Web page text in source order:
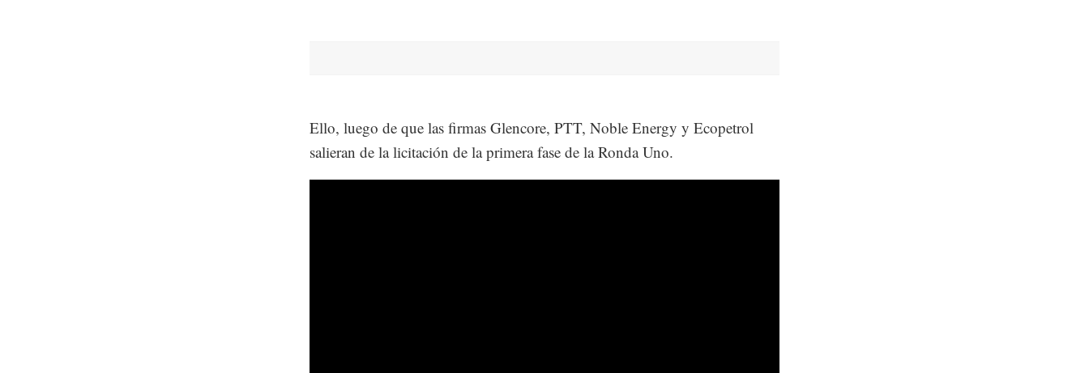
Ello, luego de que las firmas Glencore, PTT, Noble Energy y Ecopetrol
salieran de la licitación de la primera fase de la Ronda Uno.